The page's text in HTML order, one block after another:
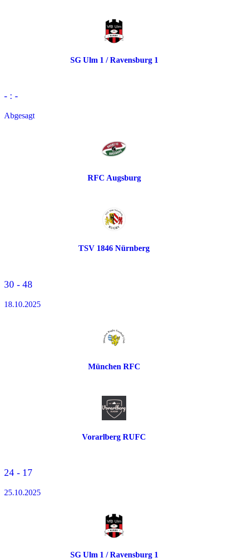
SG Ulm 1 / Ravensburg 1
- : -
Abgesagt
RFC Augsburg
TSV 1846 Nürnberg
30 - 48
18.10.2025
München RFC
Vorarlberg RUFC
24 - 17
25.10.2025
SG Ulm 1 / Ravensburg 1